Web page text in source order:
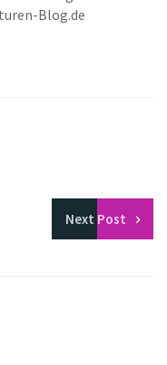
Blog.de
Next Post